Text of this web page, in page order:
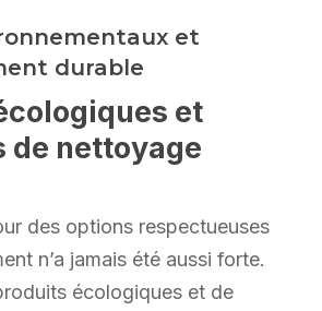
et
durable
et
de nettoyage
des options respectueuses
n’a jamais été aussi forte.
écologiques et de